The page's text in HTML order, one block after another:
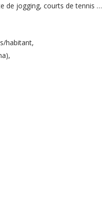
de jogging, courts de tennis …
habitant,